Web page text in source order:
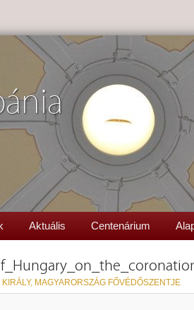
Aktuális Centenárium
MAGYARORSZÁG FŐVÉDŐSZENTJE